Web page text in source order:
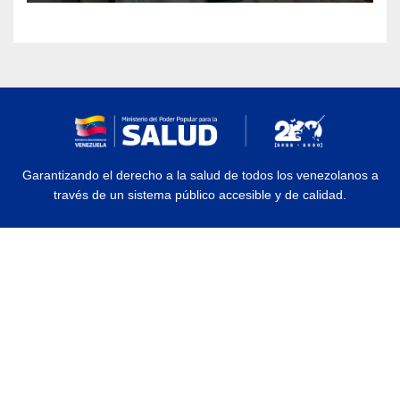
Garantizando el derecho a la salud de todos los venezolanos a
través de un sistema público accesible y de calidad.